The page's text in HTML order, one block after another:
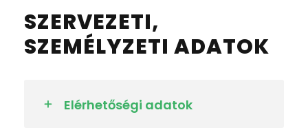
SZERVEZETI,
SZEMÉLYZETI ADATOK
Elérhetőségi adatok